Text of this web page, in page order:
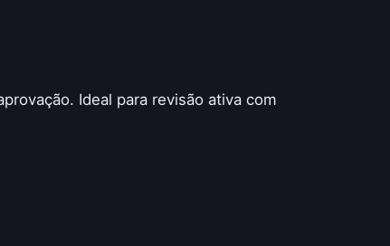
Ideal para revisão ativa com